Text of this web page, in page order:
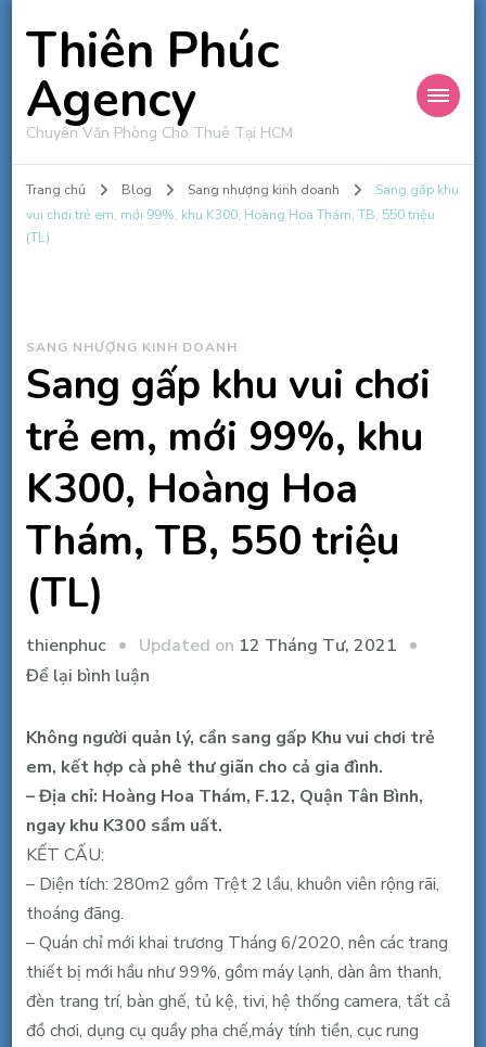
Thiên Phúc
Agency
Chuyên Văn Phòng Cho Thuê Tại HCM
Trang chủ Blog Sang nhượng kinh doanh
Sang gấp khu
vui chơi trẻ em, mới 99%, khu K300, Hoàng Hoa Thám, TB, 550 triệu
(TL)
SANG NHƯỢNG KINH DOANH
Sang gấp khu vui chơi
trẻ em, mới 99%, khu
K300, Hoàng Hoa
Thám, TB, 550 triệu
(TL)
thienphuc Updated on 12 Tháng Tư, 2021
Để lại bình luậntại
gấp
khu
vui
chơi
em,
99%,
khu
K300,
Hoàng
Không người quản lý, cần sang gấp Khu vui chơi trẻ
em, kết hợp cà phê thư giãn cho cả gia đình.
– Địa chỉ: Hoàng Hoa Thám, F.12, Quận Tân Bình,
ngay khu K300 sầm uất.
KẾT CẤU:
– Diện tích: 280m2 gồm Trệt 2 lầu, khuôn viên rộng rãi,
thoáng đãng.
– Quán chỉ mới khai trương Tháng 6/2020, nên các trang
thiết bị mới hầu như 99%, gồm máy lạnh, dàn âm thanh,
đèn trang trí, bàn ghế, tủ kệ, tivi, hệ thống camera, tất cả
đồ chơi, dụng cụ quầy pha chế,máy tính tiền, cục rung